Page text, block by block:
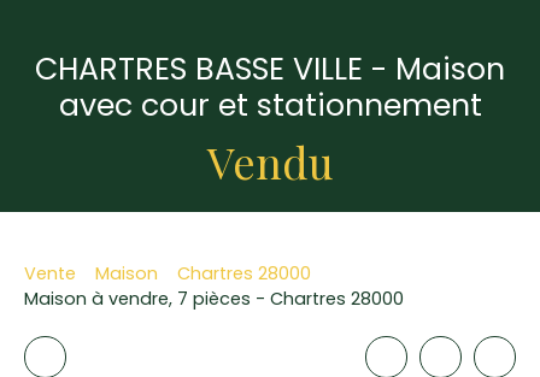
CHARTRES BASSE VILLE - Maison
avec cour et stationnement
Vendu
Vente Maison
Chartres 28000
Maison à vendre, 7 pièces - Chartres 28000